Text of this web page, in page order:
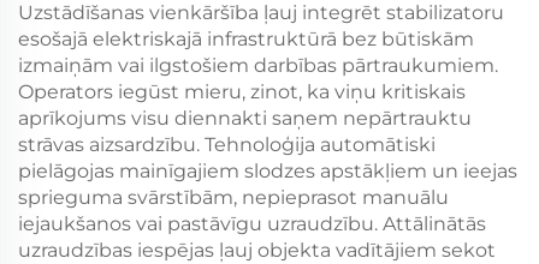
Uzstādīšanas vienkāršība ļauj integrēt stabilizatoru
esošajā elektriskajā infrastruktūrā bez būtiskām
izmaiņām vai ilgstošiem darbības pārtraukumiem.
Operators iegūst mieru, zinot, ka viņu kritiskais
aprīkojums visu diennakti saņem nepārtrauktu
strāvas aizsardzību. Tehnoloģija automātiski
pielāgojas mainīgajiem slodzes apstākļiem un ieejas
sprieguma svārstībām, nepieprasot manuālu
iejaukšanos vai pastāvīgu uzraudzību. Attālinātās
uzraudzības iespējas ļauj objekta vadītājiem sekot